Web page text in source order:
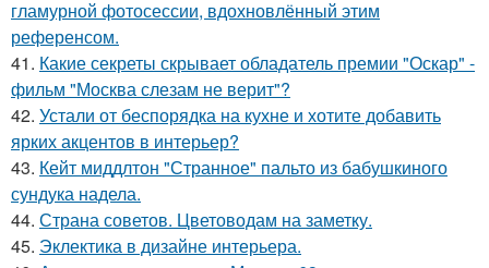
гламурной фотосессии, вдохновлённый этим
референсом.
41. Какие секреты скрывает обладатель премии "Оскар" -
фильм "Москва слезам не верит"?
42. Устали от беспорядка на кухне и хотите добавить
ярких акцентов в интерьер?
43. Кейт миддлтон "Странное" пальто из бабушкиного
сундука надела.
44. Страна советов. Цветоводам на заметку.
45. Эклектика в дизайне интерьера.